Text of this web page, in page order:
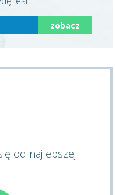
zobacz
od najlepszej